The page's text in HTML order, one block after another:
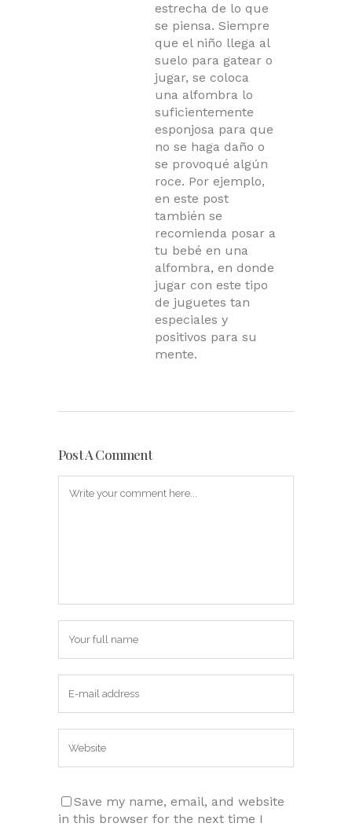
estrecha de lo que
se piensa. Siempre
que el niño llega al
suelo para gatear o
jugar, se coloca
una alfombra lo
suficientemente
esponjosa para que
no se haga daño o
se provoqué algún
roce. Por ejemplo,
en este post
también se
recomienda posar a
tu bebé en una
alfombra, en donde
jugar con este tipo
de juguetes tan
especiales y
positivos para su
mente.
Post A Comment
Save my name, email, and website
in this browser for the next time I